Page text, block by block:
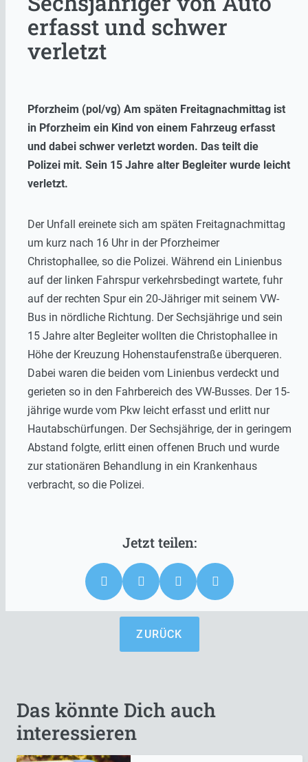
erfasst und schwer
verletzt
Pforzheim (pol/vg) Am späten Freitagnachmittag ist
in Pforzheim ein Kind von einem Fahrzeug erfasst
und dabei schwer verletzt worden. Das teilt die
Polizei mit. Sein 15 Jahre alter Begleiter wurde leicht
verletzt.
Der Unfall ereinete sich am späten Freitagnachmittag
um kurz nach 16 Uhr in der Pforzheimer
Christophallee, so die Polizei. Während ein Linienbus
auf der linken Fahrspur verkehrsbedingt wartete, fuhr
auf der rechten Spur ein 20-Jähriger mit seinem VW-
Bus in nördliche Richtung. Der Sechsjährige und sein
15 Jahre alter Begleiter wollten die Christophallee in
Höhe der Kreuzung Hohenstaufenstraße überqueren.
Dabei waren die beiden vom Linienbus verdeckt und
gerieten so in den Fahrbereich des VW-Busses. Der 15-
jährige wurde vom Pkw leicht erfasst und erlitt nur
Hautabschürfungen. Der Sechsjährige, der in geringem
Abstand folgte, erlitt einen offenen Bruch und wurde
zur stationären Behandlung in ein Krankenhaus
verbracht, so die Polizei.
ZURÜCK
Das könnte Dich auch
interessieren